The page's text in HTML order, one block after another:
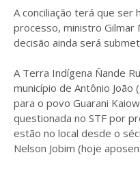
A conciliação terá que
processo, ministro
decisão ainda será
A Terra Indígena Ñande
município de Antônio João
para o povo Guarani
questionada no STF por
estão no local desde o
Nelson Jobim (hoje